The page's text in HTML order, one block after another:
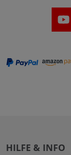
HILFE & INFO